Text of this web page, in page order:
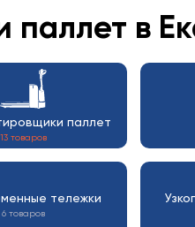
в
паллет
13 товаров
тележки
6 товаров